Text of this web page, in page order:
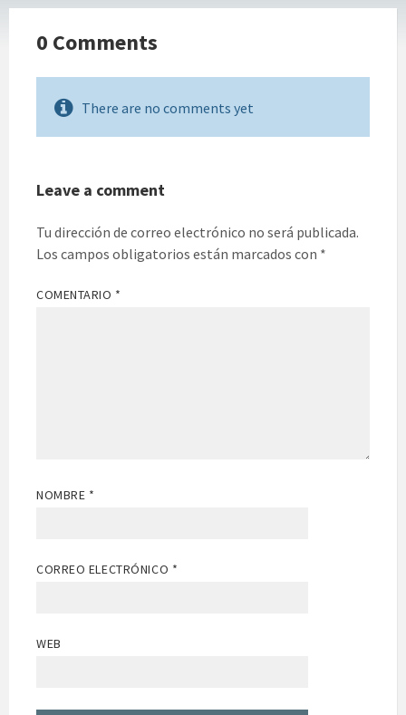
0 Comments
There are no comments yet
Leave a comment
Tu dirección de correo electrónico no será publicada.
Los campos obligatorios están marcados con *
COMENTARIO *
NOMBRE *
CORREO ELECTRÓNICO *
WEB